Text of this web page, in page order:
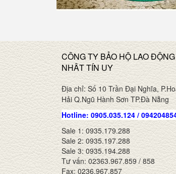
CÔNG TY BẢO HỘ LAO ĐỘNG
NHÂT TÍN UY
Địa chỉ: Số 10 Trần Đại Nghĩa,
Hải Q.Ngũ Hành Sơn TP.Đà Nẵng
Hotline: 0905.035.124 /
Sale 1: 0935.179.288
Sale 2: 0935.197.288
Sale 3: 0935.194.288
Tư vấn: 02363.967.859 / 858
Fax: 0236.967.857